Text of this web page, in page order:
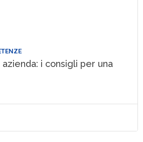
i consigli per una